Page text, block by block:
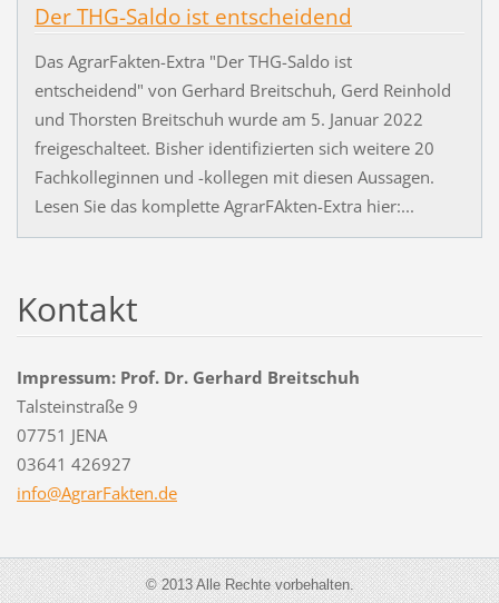
Der THG-Saldo ist entscheidend
Das AgrarFakten-Extra "Der THG-Saldo ist
entscheidend" von Gerhard Breitschuh, Gerd Reinhold
und Thorsten Breitschuh wurde am 5. Januar 2022
freigeschalteet. Bisher identifizierten sich weitere 20
Fachkolleginnen und -kollegen mit diesen Aussagen.
Lesen Sie das komplette AgrarFAkten-Extra hier:...
Kontakt
Impressum: Prof. Dr. Gerhard Breitschuh
Talsteinstraße 9
07751 JENA
03641 426927
info@AgrarFakten.de
© 2013 Alle Rechte vorbehalten.